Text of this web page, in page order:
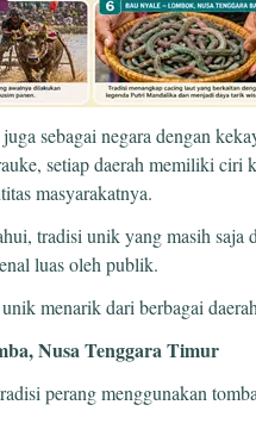
sebagai negara dengan
setiap daerah memiliki ciri
masyarakatnya.
tradisi unik yang masih
luas oleh publik.
menarik dari berbagai
Nusa Tenggara Timur
perang menggunakan